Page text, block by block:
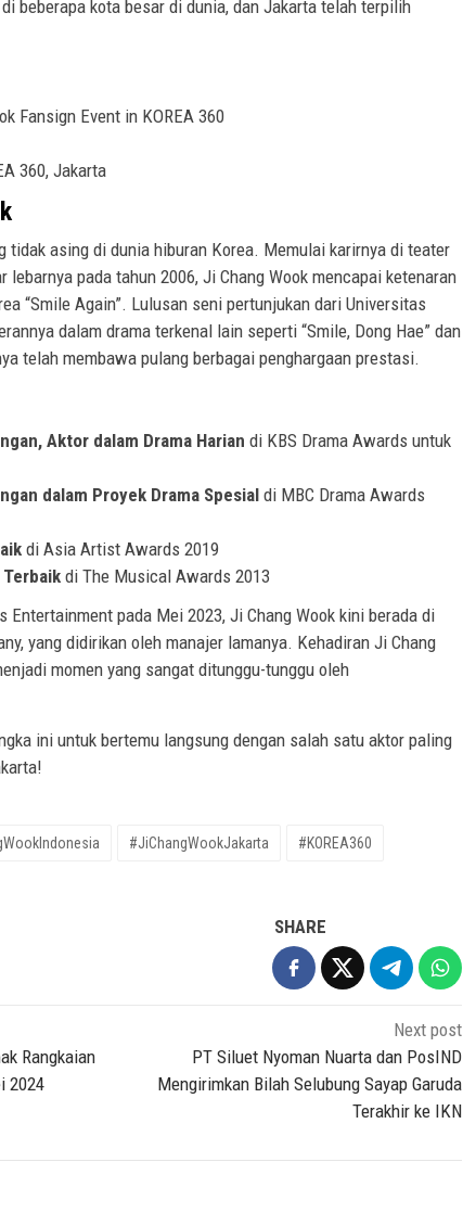
beberapa kota besar di dunia, dan Jakarta telah terpilih
Fansign Event in KOREA 360
360, Jakarta
tidak asing di dunia hiburan Korea. Memulai karirnya di teater
lebarnya pada tahun 2006, Ji Chang Wook mencapai ketenaran
“Smile Again”. Lulusan seni pertunjukan dari Universitas
dalam drama terkenal lain seperti “Smile, Dong Hae” dan
telah membawa pulang berbagai penghargaan prestasi.
Aktor dalam Drama Harian di KBS Drama Awards untuk
dalam Proyek Drama Spesial di MBC Drama Awards
di Asia Artist Awards 2019
di The Musical Awards 2013
Entertainment pada Mei 2023, Ji Chang Wook kini berada di
yang didirikan oleh manajer lamanya. Kehadiran Ji Chang
momen yang sangat ditunggu-tunggu oleh
ini untuk bertemu langsung dengan salah satu aktor paling
#JiChangWookJakarta #KOREA360
SHARE
Rangkaian
2024
Next post
PT Siluet Nyoman Nuarta dan PosIND
Mengirimkan Bilah Selubung Sayap Garuda
Terakhir ke IKN